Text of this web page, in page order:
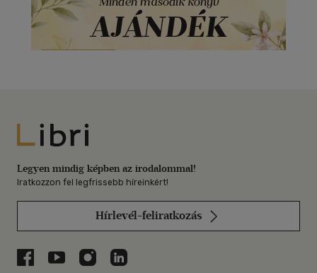
Libri
Legyen mindig képben az irodalommal!
Iratkozzon fel legfrissebb híreinkért!
Hírlevél-feliratkozás
Libri a Facebookon
Libri a Youtube-on
Libri az Instagramon
Libri a LinkedInen